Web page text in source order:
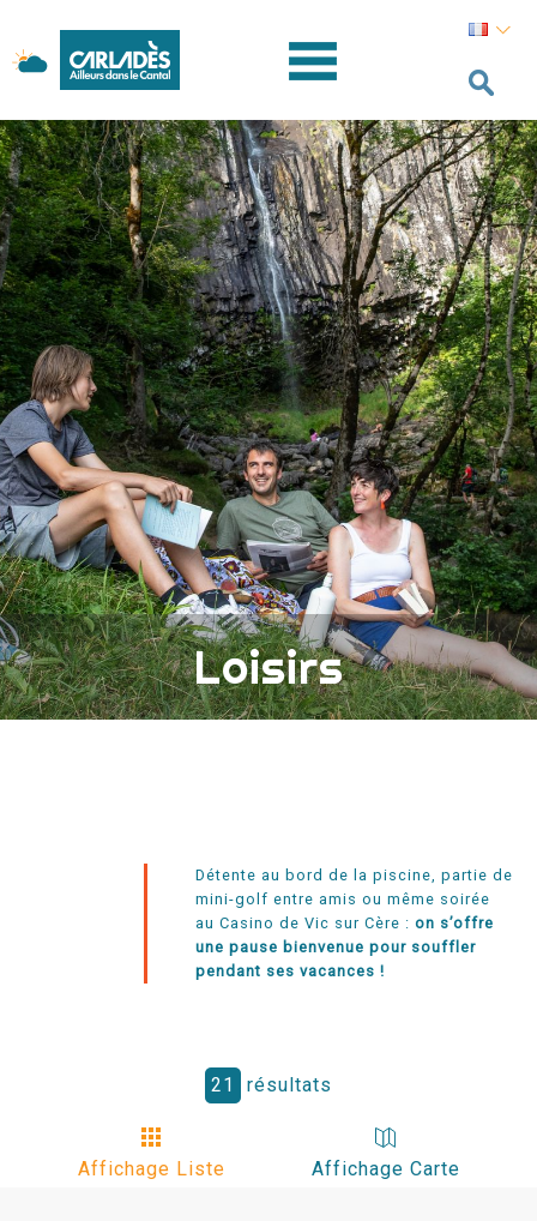
Loisirs
Détente au bord de la piscine, partie de
mini-golf entre amis ou même soirée
au Casino de Vic sur Cère : on s’offre
une pause bienvenue pour souffler
pendant ses vacances !
21 résultats
Affichage Liste Affichage Carte